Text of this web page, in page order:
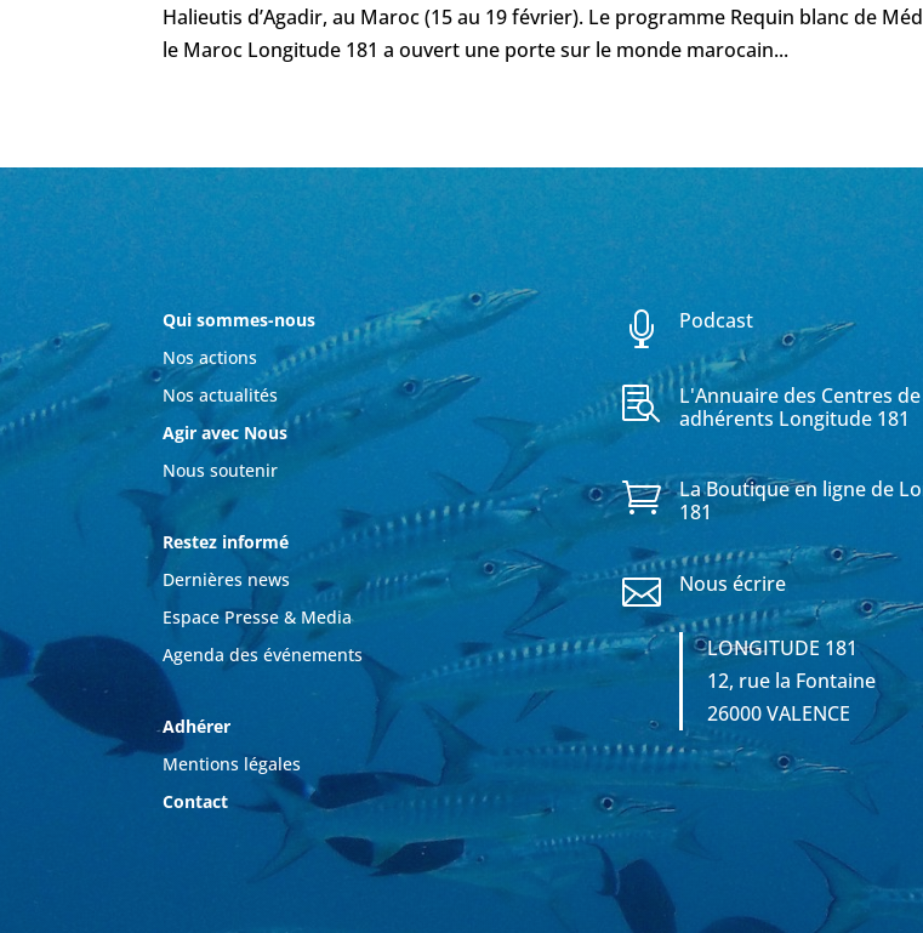
Halieutis d’Agadir, au Maroc (15 au 19 février). Le programme Requin blanc de
le Maroc Longitude 181 a ouvert une porte sur le monde marocain...
Qui sommes-nous
Nos actions
Nos actualités
Agir avec Nous
Nous soutenir
Restez informé
Dernières news
Espace Presse & Media
Agenda des événements
Adhérer
Mentions légales
Contact
 Podcast

L'Annuaire des Centres
adhérents Longitude 181

La Boutique en ligne de
181
 Nous écrire
LONGITUDE 181
12, rue la Fontaine
26000 VALENCE